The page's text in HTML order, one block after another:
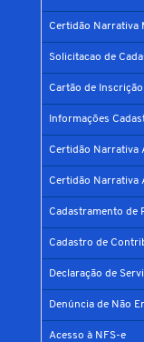
Certidão Narrativa
Solicitacao de
Cartão de
Informações
Certidão Narrativa
Certidão Narrativa
Cadastramento de
Cadastro de
Declaração de
Denúncia de Não
Acesso à NFS-e